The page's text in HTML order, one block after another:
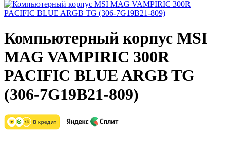
Компьютерный корпус MSI
MAG VAMPIRIC 300R
PACIFIC BLUE ARGB TG
(306-7G19B21-809)